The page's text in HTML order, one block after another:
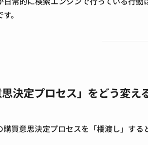
。
決定プロセス」をどう変え
買意思決定プロセスを「橋渡し」する